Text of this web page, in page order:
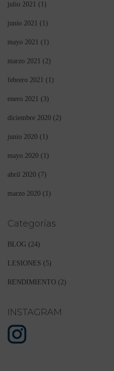
julio 2021 (1)
junio 2021 (1)
mayo 2021 (1)
marzo 2021 (2)
febrero 2021 (1)
enero 2021 (3)
diciembre 2020 (2)
junio 2020 (1)
mayo 2020 (1)
abril 2020 (7)
marzo 2020 (1)
Categorías
BLOG (24)
LESIONES (5)
RENDIMIENTO (2)
INSTAGRAM